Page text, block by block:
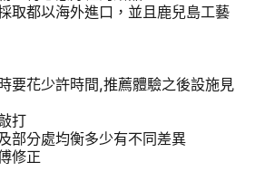
取都以海外進口，並且鹿兒島工藝
要花少許時間,推薦體驗之後設施見
打
部分處均衡多少有不同差異
修正